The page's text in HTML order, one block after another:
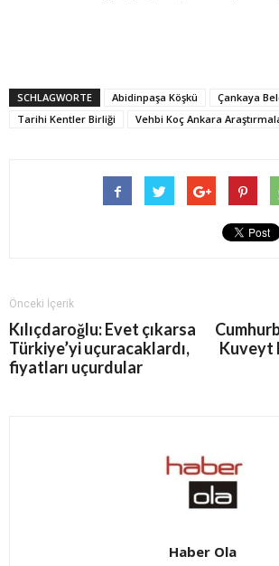
SCHLAGWORTE Abidinpaşa Köşkü
Çankaya
Tarihi Kentler Birliği
Vehbi Koç Ankara
Önceki İçerik
Kılıçdaroğlu: Evet çıkarsa
Türkiye’yi uçuracaklardı,
fiyatları uçurdular
Kuveyt
Haber Ola